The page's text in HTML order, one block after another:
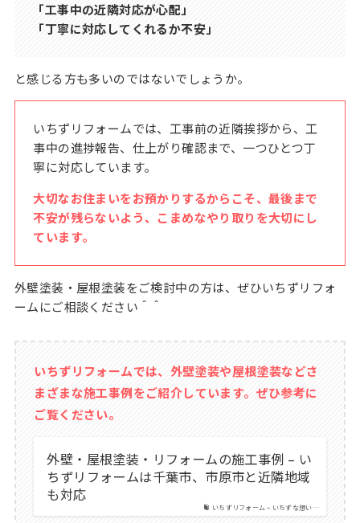
「工事中の近隣対応が心配」
「丁寧に対応してくれるか不安」
と感じる方も多いのではないでしょうか。
いちずリフォームでは、工事前の近隣挨拶から、工
事中の進捗報告、仕上がり確認まで、一つひとつ丁
寧に対応しています。
大切なお住まいをお預かりするからこそ、最後まで
不安が残らないよう、こまめなやり取りを大切にし
ています。
外壁塗装・屋根塗装をご検討中の方は、ぜひいちずリフォ
ームにご相談ください＾＾
いちずリフォームでは、外壁塗装や屋根塗装などさ
まざまな施工事例をご紹介しています。ぜひ参考に
ご覧ください。
いちずリフォーム – いちずな想い…
外壁・屋根塗装・リフォームの施工事例 – い
ちずリフォームは千葉市、市原市と近隣地域
も対応